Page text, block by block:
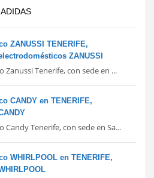
ZANUSSI TENERIFE,
ZANUSSI
Zanussi Tenerife, con sede en ...
CANDY en TENERIFE,
Candy Tenerife, con sede en Sa...
WHIRLPOOL en TENERIFE,